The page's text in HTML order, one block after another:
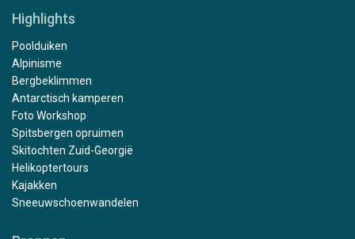
Highlights
Poolduiken
Alpinisme
Bergbeklimmen
Antarctisch kamperen
Foto Workshop
Spitsbergen opruimen
Skitochten Zuid-Georgië
Helikoptertours
Kajakken
Sneeuwschoenwandelen